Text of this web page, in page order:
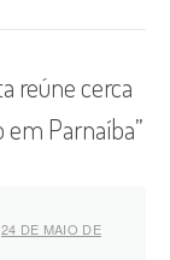
reúne cerca
em Parnaíba”
24 DE MAIO DE